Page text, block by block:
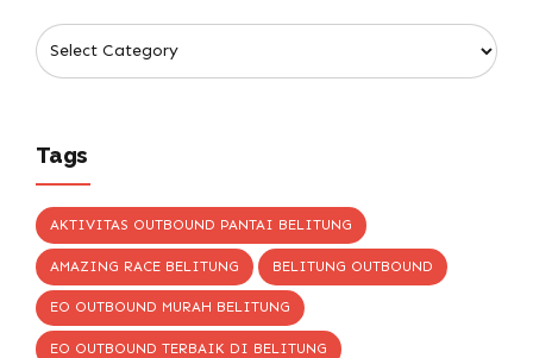
Tags
AKTIVITAS OUTBOUND PANTAI BELITUNG
AMAZING RACE BELITUNG BELITUNG OUTBOUND
EO OUTBOUND MURAH BELITUNG
EO OUTBOUND TERBAIK DI BELITUNG